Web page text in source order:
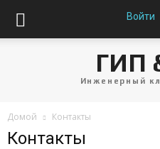
Войти
ГИП
Инженерный
Домой Контакты
Контакты